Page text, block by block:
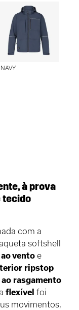
NAVY
à prova
tecido
com a
softshell
vento e
ripstop
rasgamento
flexível foi
movimentos,